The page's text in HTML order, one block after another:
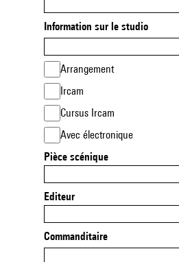
Information sur le studio
Arrangement
Ircam
Cursus Ircam
Avec électronique
Pièce scénique
Editeur
Commanditaire